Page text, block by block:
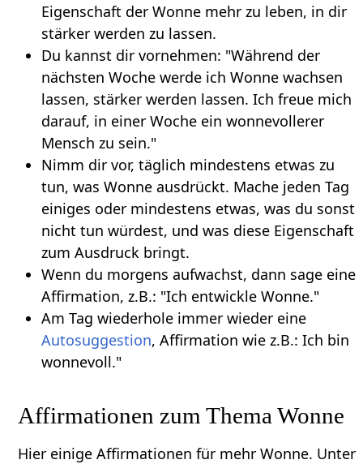
Eigenschaft der Wonne mehr zu leben, in dir
stärker werden zu lassen.
Du kannst dir vornehmen: "Während der
nächsten Woche werde ich Wonne wachsen
lassen, stärker werden lassen. Ich freue mich
darauf, in einer Woche ein wonnevollerer
Mensch zu sein."
Nimm dir vor, täglich mindestens etwas zu
tun, was Wonne ausdrückt. Mache jeden Tag
einiges oder mindestens etwas, was du sonst
nicht tun würdest, und was diese Eigenschaft
zum Ausdruck bringt.
Wenn du morgens aufwachst, dann sage eine
Affirmation, z.B.: "Ich entwickle Wonne."
Am Tag wiederhole immer wieder eine
Autosuggestion, Affirmation wie z.B.: Ich bin
wonnevoll."
Affirmationen zum Thema Wonne
Hier einige Affirmationen für mehr Wonne. Unter